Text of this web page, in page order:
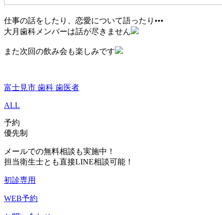
仕事の話をしたり、恋愛について語ったり•••
大月歯科メンバーは話が尽きません
また次回の飲み会も楽しみです
富士見市 歯科 歯医者
ALL
予約
優先制
メールでの無料相談も実施中！
担当衛生士とも直接LINE相談可能！
初診専用
WEB予約